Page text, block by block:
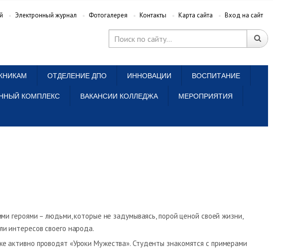
Электронный журнал Фотогалерея Контакты Карта сайта Вход на сайт
ОТДЕЛЕНИЕ ДПО ИННОВАЦИИ ВОСПИТАНИЕ
КОМПЛЕКС ВАКАНСИИ КОЛЛЕДЖА МЕРОПРИЯТИЯ
героями – людьми, которые не задумываясь, порой ценой своей жизни,
интересов своего народа.
активно проводят «Уроки Мужества». Студенты знакомятся с примерами